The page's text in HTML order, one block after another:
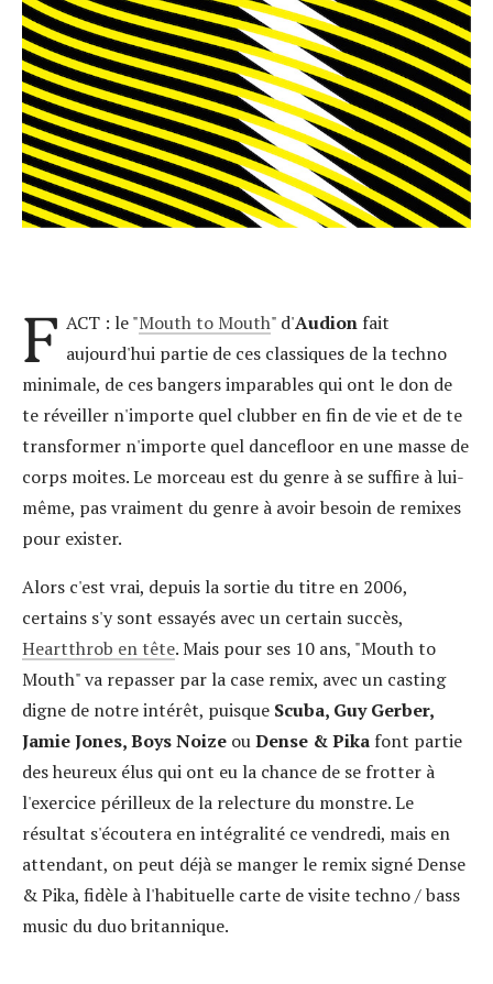
F ACT : le "Mouth to Mouth" d'Audionfait
aujourd'hui partie de ces classiques de la techno
minimale, de ces bangers imparables qui ont le don de
te réveiller n'importe quel clubber en fin de vie et de te
transformer n'importe quel dancefloor en une masse de
corps moites. Le morceau est du genre à se suffire à lui-
même, pas vraiment du genre à avoir besoin de remixes
pour exister.
Alors c'est vrai, depuis la sortie du titre en 2006,
certains s'y sont essayés avec un certain succès,
Heartthrob en tête. Mais pour ses 10 ans, "Mouth to
Mouth" va repasser par la case remix, avec un casting
digne de notre intérêt, puisque Scuba, Guy Gerber,
Jamie Jones, Boys Noize ouDense & Pika font partie
des heureux élus qui ont eu la chance de se frotter à
l'exercice périlleux de la relecture du monstre. Le
résultat s'écoutera en intégralité ce vendredi, mais en
attendant, on peut déjà se manger le remix signé Dense
& Pika, fidèle à l'habituelle carte de visite techno / bass
music du duo britannique.